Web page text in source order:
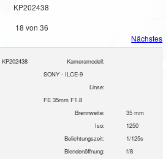
KP202438
18 von 36
Nächstes
KP202438
Kameramodell:
SONY - ILCE-9
Linse:
FE 35mm F1.8
Brennweite:
35 mm
Iso:
1250
Belichtungszeit:
1/125s
Blendenöffnung:
f/8